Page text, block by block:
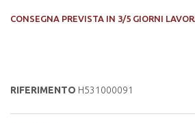
CONSEGNA PREVISTA IN 3/5 GIORNI
RIFERIMENTO H531000091